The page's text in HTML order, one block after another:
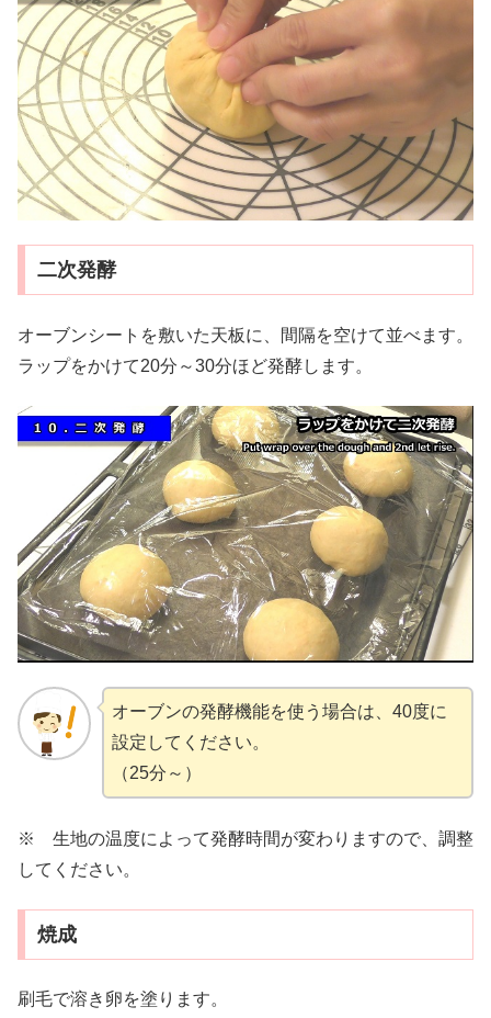
二次発酵
オーブンシートを敷いた天板に、間隔を空けて並べます。
ラップをかけて20分～30分ほど発酵します。
オーブンの発酵機能を使う場合は、40度に
設定してください。
（25分～）
※ 生地の温度によって発酵時間が変わりますので、調整
してください。
焼成
刷毛で溶き卵を塗ります。